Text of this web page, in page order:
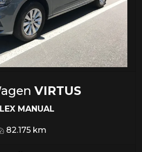
VIRTUS
MANUAL
82.175 km